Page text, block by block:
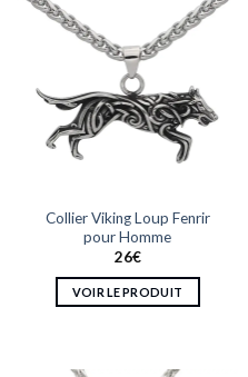
variations.
Les
options
peuvent
être
choisies
du
produit
Collier Viking Loup Fenrir
pour Homme
26€
VOIR LE PRODUIT